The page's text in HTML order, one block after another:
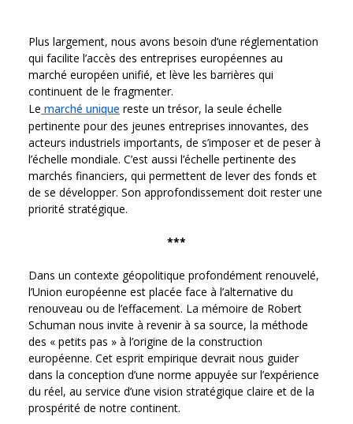
Plus largement, nous avons besoin d’une réglementation
qui facilite l’accès des entreprises européennes au
marché européen unifié, et lève les barrières qui
continuent de le fragmenter.
Le marché unique reste un trésor, la seule échelle
pertinente pour des jeunes entreprises innovantes, des
acteurs industriels importants, de s’imposer et de peser à
l’échelle mondiale. C’est aussi l’échelle pertinente des
marchés financiers, qui permettent de lever des fonds et
de se développer. Son approfondissement doit rester une
priorité stratégique.
***
Dans un contexte géopolitique profondément renouvelé,
l’Union européenne est placée face à l’alternative du
renouveau ou de l’effacement. La mémoire de Robert
Schuman nous invite à revenir à sa source, la méthode
des « petits pas » à l’origine de la construction
européenne. Cet esprit empirique devrait nous guider
dans la conception d’une norme appuyée sur l’expérience
du réel, au service d’une vision stratégique claire et de la
prospérité de notre continent.